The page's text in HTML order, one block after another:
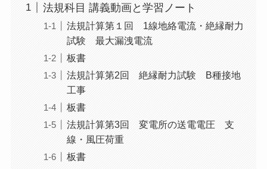
法規科目 講義動画と学習ノート
法規計算第１回 1線地絡電流・絶縁耐力
試験 最大漏洩電流
板書
法規計算第2回 絶縁耐力試験 B種接地
工事
板書
法規計算第3回 変電所の送電電圧 支
線・風圧荷重
板書